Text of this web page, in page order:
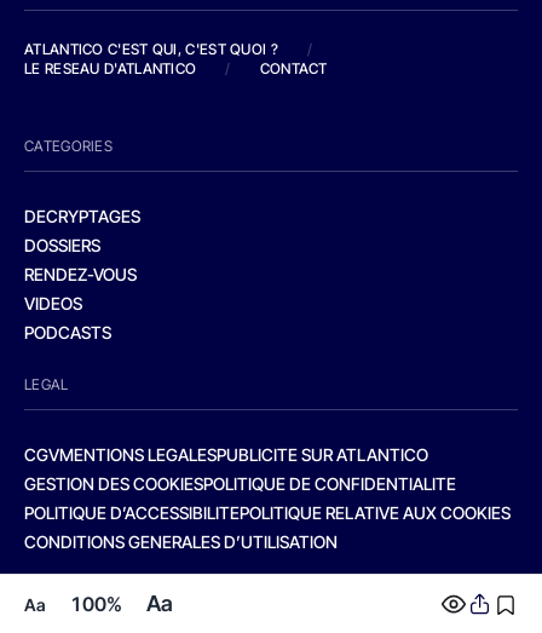
Aa 100% Aa
ATLANTICO C'EST QUI, C'EST QUOI ?
/
LE RESEAU D'ATLANTICO
/ CONTACT
CATEGORIES
DECRYPTAGES
DOSSIERS
RENDEZ-VOUS
VIDEOS
PODCASTS
LEGAL
CGVMENTIONS LEGALESPUBLICITE SUR ATLANTICO
GESTION DES COOKIESPOLITIQUE DE CONFIDENTIALITE
POLITIQUE D’ACCESSIBILITEPOLITIQUE RELATIVE AUX COOKIES
CONDITIONS GENERALES D’UTILISATION